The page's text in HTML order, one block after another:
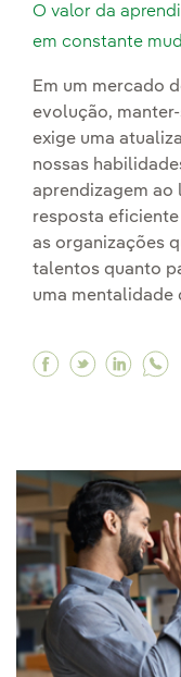
O valor da
em constante
Em um mercado
evolução,
exige uma
nossas
aprendizagem ao
resposta
as organizações
talentos quanto
uma mentalidade
Facebook
Twitter